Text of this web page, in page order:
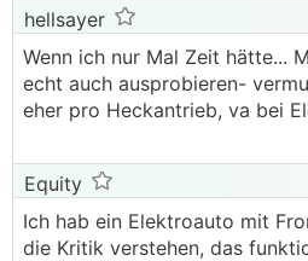
hellsayer
Wenn ich nur Mal Zeit hätte...
echt auch ausprobieren-
eher pro Heckantrieb, va bei
Equity
Ich hab ein Elektroauto mit
die Kritik verstehen, das